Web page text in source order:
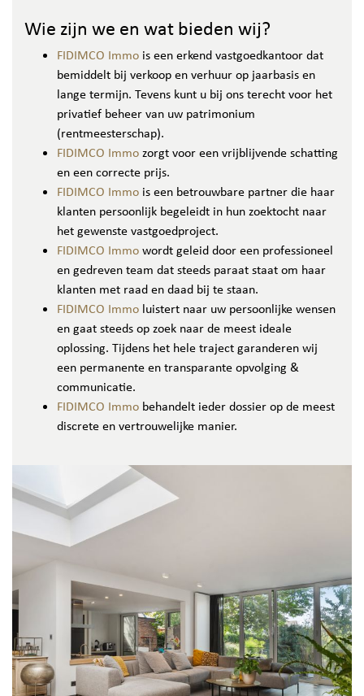
Wie zijn we en wat bieden wij?
FIDIMCO Immo is een erkend vastgoedkantoor dat
bemiddelt bij verkoop en verhuur op jaarbasis en
lange termijn. Tevens kunt u bij ons terecht voor het
privatief beheer van uw patrimonium
(rentmeesterschap).
FIDIMCO Immozorgt voor een vrijblijvende schatting
en een correcte prijs.
FIDIMCO Immo is een betrouwbare partner die haar
klanten persoonlijk begeleidt in hun zoektocht naar
het gewenste vastgoedproject.
FIDIMCO Immowordt geleid door een professioneel
en gedreven team dat steeds paraat staat om haar
klanten met raad en daad bij te staan.
FIDIMCO Immo luistert naar uw persoonlijke wensen
en gaat steeds op zoek naar de meest ideale
oplossing. Tijdens het hele traject garanderen wij
een permanente en transparante opvolging &
communicatie.
FIDIMCO Immo behandelt ieder dossier op de meest
discrete en vertrouwelijke manier.